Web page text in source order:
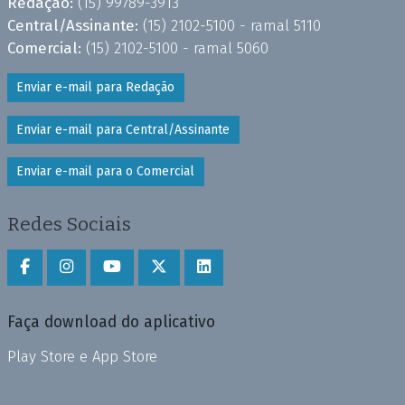
Central/Assinante: (15) 2102-5100 - ramal 5110
Comercial: (15) 2102-5100 - ramal 5060
Enviar e-mail para Redação
Enviar e-mail para Central/Assinante
Enviar e-mail para o Comercial
Redes Sociais
Faça download do aplicativo
Play Store e App Store